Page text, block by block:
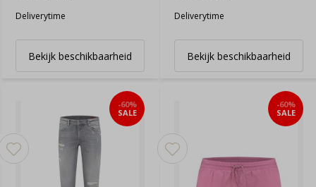
Deliverytime
Bekijk beschikbaarheid
Deliverytime
Bekijk beschikbaarheid
-60%
SALE
-60%
SALE